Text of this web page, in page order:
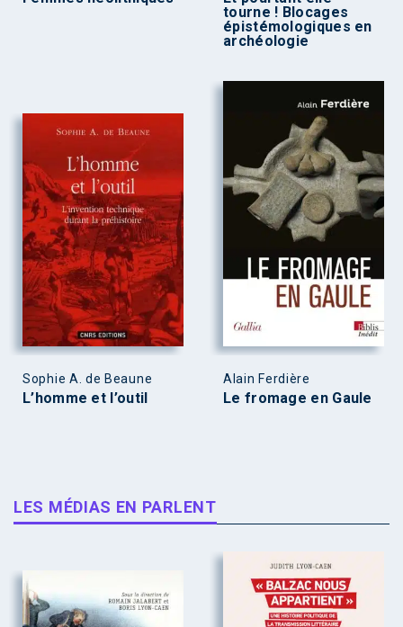
tourne ! Blocages
épistémologiques en
archéologie
Sophie A. de Beaune
L’homme et l’outil
Alain Ferdière
Le fromage en Gaule
LES MÉDIAS EN PARLENT